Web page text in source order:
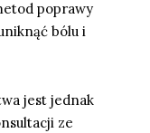
poprawy
bólu i
jest jednak
ze